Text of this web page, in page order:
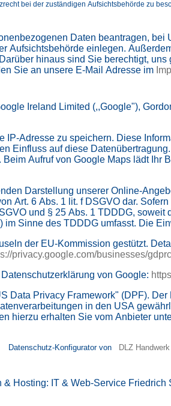
bei der zuständigen Aufsichtsbehörde zu
Daten beantragen,
Aufsichtsbehörde einlegen.
hinaus sind Sie berechtigt,
Sie an unsere E-Mail Adresse im
Ireland Limited (,,Google"),
Adresse zu speichern. Diese
Einfluss auf diese
Aufruf von Google Maps lädt Ihr
Darstellung unserer Online-
Art. 6 Abs. 1 lit. f DSGVO dar.
und § 25 Abs. 1 TDDDG,
Sinne des TDDDG umfasst. Die
privacy.google.com/businesses/
von Google:
Data Privacy Framework" (DPF).
in den USA
Konfigurator von DLZ Handwerk
& Hosting: IT & Web-Service Friedrich